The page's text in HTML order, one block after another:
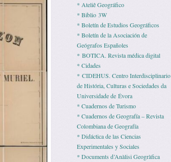
* Ateliê Geográfico
* Biblio 3W
* Boletín de Estudios Geográficos
* Boletín de la Asociación de
Geógrafos Españoles
* BOTICA. Revista médica digital
* Cidades
* CIDEHUS. Centro Interdisciplinario
de História, Culturas e Sociedades da
Universidade de Évora
* Cuadernos de Turismo
* Cuadernos de Geografía – Revista
Colombiana de Geografía
* Didáctica de las Ciencias
Experimentales y Sociales
* Documents d’Anàlisi Geogràfica